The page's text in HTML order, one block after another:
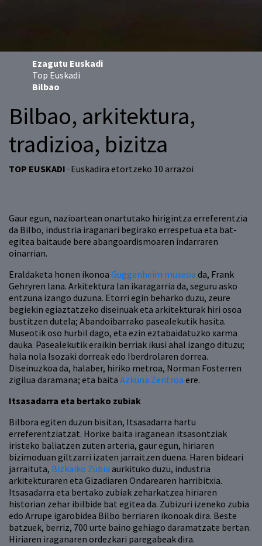
Ezagutu Euskadi
Top Euskadi
Bilbao
Bilbao, arkitektura,
tradizioa, bizitza
TOP EUSKADI · Euskadira etortzeko 10 arrazoi
Gaur egun, nazioartean onartutako hirigintza erreferentzia
da Bilbo, industria iraganari begirako errespetua eta bat-
egitea baitaude bere abangoardismoaren indarraren
oinarrian.
Eraldaketa honen ikonoa Guggenheim museoa da, Frank
Gehryren lana. Arkitektura lan ikaragarria da, seguru asko
entzuna izango duzuna. Etorri egin beharko duzu, zeure
begiekin egiaztatzeko diseinuak eta arkitekturak hiri osoa
bustitzen dutela; Abandoibarrako pasealekutik hasita.
Museotik oso hurbil dago, eta ezin eztabaidatuzko xarma
dauka. Pasealekutik eraikin berriak ikusi ahal izango dituzu;
hala nola Isozaki dorreak edo Iberdrolaren dorrea.
Diseinuzkoa da, halaber, hiriko metroa, Norman Fosterren
zigilua daramana; eta baita Azkuna Zentroa ere.
Itsasadarra eta bertako zubiak
Bilbora egiten duzun bisitan, Itsasadarra hartu
erreferentziatzat. Horixe baita iraganean itsasontziak
iristeko baliatzen zuten arteria, gaur egun, hiriaren
bizimoduan giltzarri izaten jarraitzen duena. Haren bideari
jarraituta, Bizkaiko Zubia aurkituko duzu, industria
arkitekturaren eta Gizadiaren Ondarearen harribitxia.
Itsasadarra eta bertako zubiak zeharkatzea hiriaren
historian zehar ibilbide bat egitea da. Zubizuri izeneko zubia
edo Arrupe igarobidea Bilbo berriaren ikonoak dira. Beste
batzuek, berriz, 700 urte baino gehiago daramatzate bertan.
Hiriaren iraganaren ordezkari paregabeak dira.